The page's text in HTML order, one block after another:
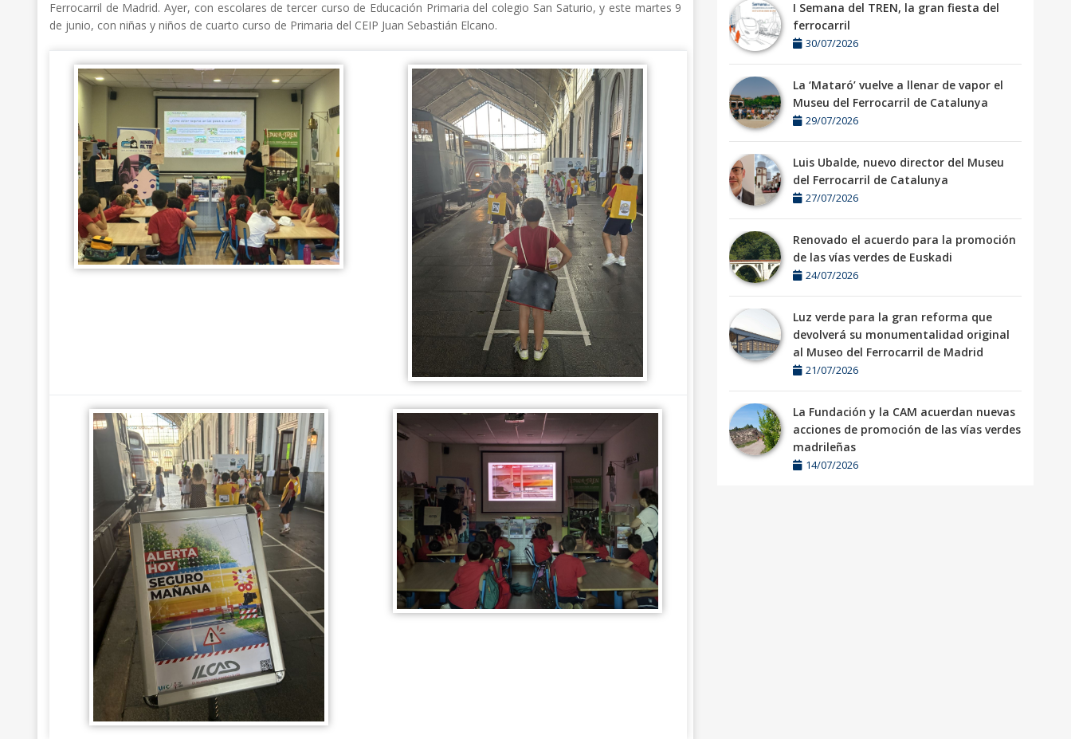
Ferrocarril de Madrid. Ayer, con escolares de tercer curso de Educación Primaria del colegio San Saturio, y este martes 9
de junio, con niñas y niños de cuarto curso de Primaria del CEIP Juan Sebastián Elcano.
I Semana del TREN, la gran fiesta del
ferrocarril
30/07/2026
La ‘Mataró’ vuelve a llenar de vapor el
Museu del Ferrocarril de Catalunya
29/07/2026
Luis Ubalde, nuevo director del Museu
del Ferrocarril de Catalunya
27/07/2026
Renovado el acuerdo para la promoción
de las vías verdes de Euskadi
24/07/2026
Luz verde para la gran reforma que
devolverá su monumentalidad original
al Museo del Ferrocarril de Madrid
21/07/2026
La Fundación y la CAM acuerdan nuevas
acciones de promoción de las vías verdes
madrileñas
14/07/2026